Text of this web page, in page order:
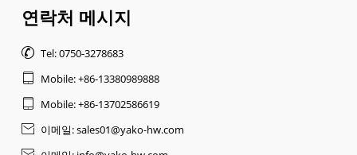
연락처 메시지
 Tel: 0750-3278683
 Mobile: +86-13380989888
 Mobile: +86-13702586619
 이메일: sales01@yako-hw.com